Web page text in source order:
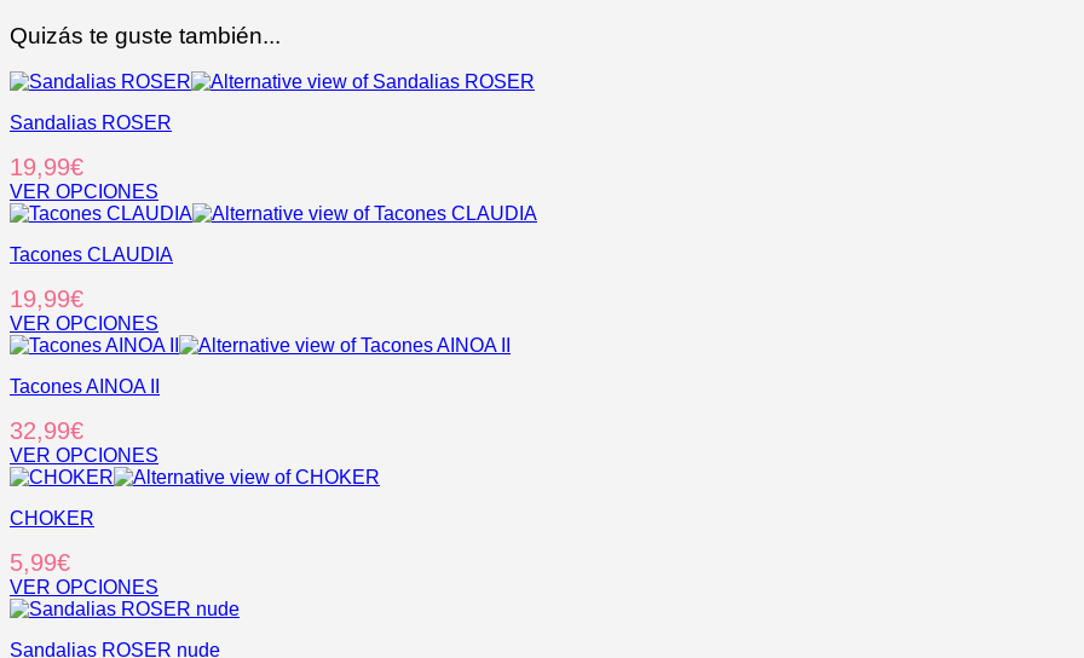
Quizás te guste también...
Sandalias ROSER
19,99€
VER OPCIONES
Este
tiene
variantes.
Las
opciones
pueden
en
la
página
producto
Tacones CLAUDIA
19,99€
VER OPCIONES
Este
tiene
variantes.
Las
opciones
pueden
en
la
página
producto
Tacones AINOA II
32,99€
VER OPCIONES
Este
tiene
variantes.
Las
opciones
pueden
CHOKER
5,99€
VER OPCIONES
Este
tiene
Sandalias ROSER nude